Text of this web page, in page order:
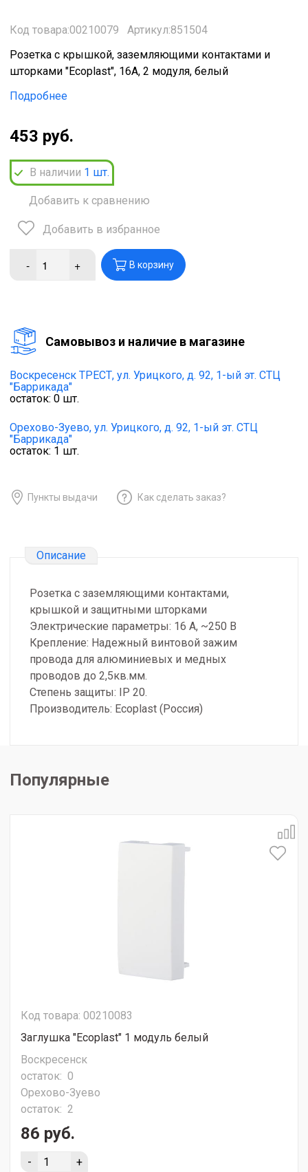
Код товара:00210079
Артикул:851504
Розетка с крышкой, заземляющими контактами и
шторками "Ecoplast", 16А, 2 модуля, белый
Подробнее
453 руб.
В наличии 1 шт.
Добавить к сравнению
Добавить в избранное
- + В корзину
Cамовывоз и наличие в магазине
Воскресенск ТРЕСТ, ул. Урицкого, д. 92, 1-ый эт. СТЦ
"Баррикада"
остаток: 0 шт.
Орехово-Зуево, ул. Урицкого, д. 92, 1-ый эт. СТЦ
"Баррикада"
остаток: 1 шт.
Пункты выдачи Как сделать заказ?
Описание
Розетка с заземляющими контактами,
крышкой и защитными шторками
Электрические параметры: 16 А, ~250 В
Крепление: Надежный винтовой зажим
провода для алюминиевых и медных
проводов до 2,5кв.мм.
Степень защиты: IP 20.
Производитель: Ecoplast (Россия)
Популярные
Код товара: 00210083
Заглушка "Ecoplast" 1 модуль белый
Воскресенск
остаток: 0
Орехово-Зуево
остаток: 2
86 руб.
- +